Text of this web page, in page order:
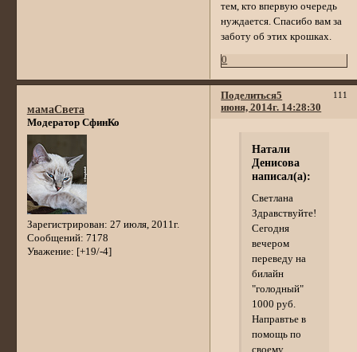
тем, кто впервую очередь
нуждается. Спасибо вам за
заботу об этих крошках.
0
Поделиться 111
5
июня, 2014г. 14:28:30
мамаСвета
Модератор СфинКо
Зарегистрирован: 27 июля, 2011г.
Сообщений: 7178
Уважение: [+19/-4]
Натали
Денисова
написал(а):
Светлана
Здравствуйте!
Сегодня
вечером
переведу на
билайн
"голодный"
1000 руб.
Направтье в
помощь по
своему